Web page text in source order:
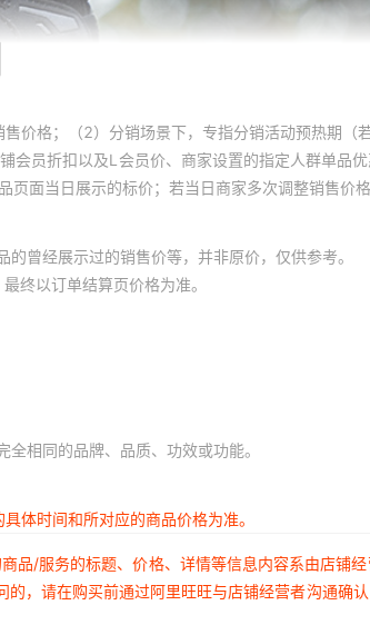
价格；（2）分销场景下，专指分销活动预热期
员折扣以及L会员价、商家设置的指定人群单品
面当日展示的标价；若当日商家多次调整销售价
曾经展示过的销售价等，并非原价，仅供参考。
终以订单结算页价格为准。
相同的品牌、品质、功效或功能。
体时间和所对应的商品价格为准。
/服务的标题、价格、详情等信息内容系由店铺
，请在购买前通过阿里旺旺与店铺经营者沟通确